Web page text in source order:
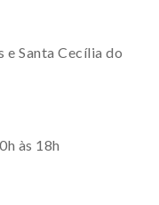
Santa Cecília do
às 18h